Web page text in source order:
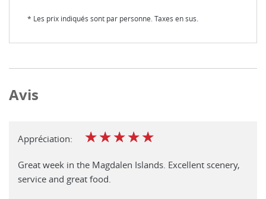
* Les prix indiqués sont par personne. Taxes en sus.
Avis
Appréciation: ☆☆☆☆☆
Great week in the Magdalen Islands. Excellent scenery,
service and great food.